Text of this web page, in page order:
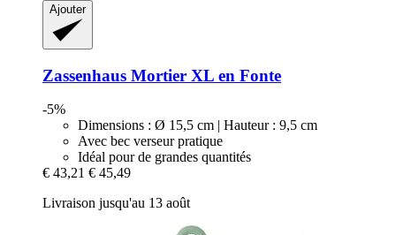
Ajouter
Zassenhaus Mortier XL en Fonte
-5%
Dimensions : Ø 15,5 cm | Hauteur : 9,5 cm
Avec bec verseur pratique
Idéal pour de grandes quantités
€ 43,21 € 45,49
Livraison jusqu'au 13 août